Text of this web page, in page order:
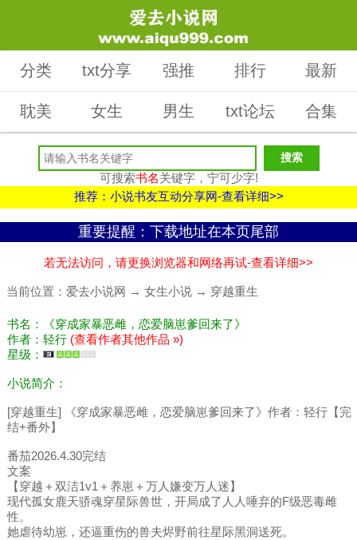
分类 txt分享 强推 排行 最新
耽美 女生 男生 txt论坛 合集
可搜索书名关键字，宁可少字!
推荐：小说书友互动分享网-查看详细>>
重要提醒：下载地址在本页尾部
若无法访问，请更换浏览器和网络再试-查看详细>>
当前位置： 爱去小说网 → 女生小说 → 穿越重生
书名：《穿成家暴恶雌，恋爱脑崽爹回来了》
作者：轻行 (查看作者其他作品 »)
星级：
小说简介：
[穿越重生] 《穿成家暴恶雌，恋爱脑崽爹回来了》作者：轻行【完
结+番外】
番茄2026.4.30完结
文案
【穿越＋双洁1v1＋养崽＋万人嫌变万人迷】
现代孤女鹿天骄魂穿星际兽世，开局成了人人唾弃的F级恶毒雌
性。
她虐待幼崽，还逼重伤的兽夫烬野前往星际黑洞送死。